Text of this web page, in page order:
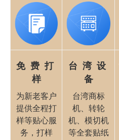
免 费 打
样
为新老客户
提供全程打
样等贴心服
务，打样
台 湾 设
备
台湾商标
机、转轮
机、模切机
等全套贴纸